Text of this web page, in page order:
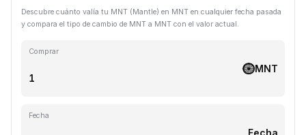
Descubre cuánto valía tu MNT (Mantle) en MNT en cualquier fecha pasada
y compara el tipo de cambio de MNT a MNT con el valor actual.
Comprar
MNT
Fecha
Fecha